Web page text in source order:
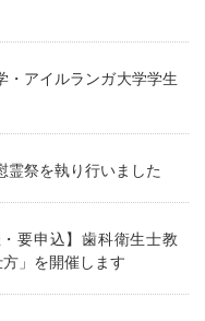
・アイルランガ大学学生
霊祭を執り行いました
要申込】歯科衛生士教
」を開催します